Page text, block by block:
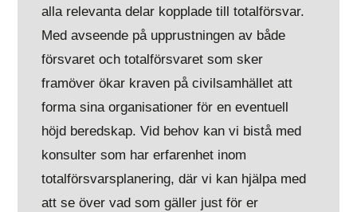
alla relevanta delar kopplade till totalförsvar.
Med avseende på upprustningen av både
försvaret och totalförsvaret som sker
framöver ökar kraven på civilsamhället att
forma sina organisationer för en eventuell
höjd beredskap. Vid behov kan vi bistå med
konsulter som har erfarenhet inom
totalförsvarsplanering, där vi kan hjälpa med
att se över vad som gäller just för er